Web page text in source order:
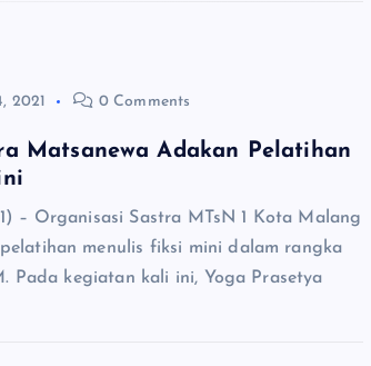
2021 0 Comments
Matsanewa Adakan Pelatihan
– Organisasi Sastra MTsN 1 Kota Malang
menulis fiksi mini dalam rangka
Pada kegiatan kali ini, Yoga Prasetya